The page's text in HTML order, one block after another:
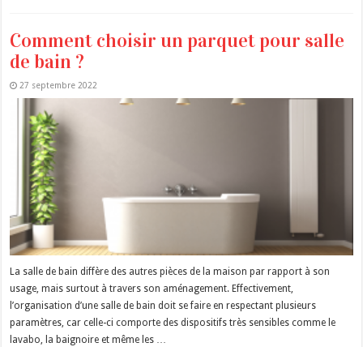
Comment choisir un parquet pour salle
de bain ?
27 septembre 2022
La salle de bain diffère des autres pièces de la maison par rapport à son
usage, mais surtout à travers son aménagement. Effectivement,
l’organisation d’une salle de bain doit se faire en respectant plusieurs
paramètres, car celle-ci comporte des dispositifs très sensibles comme le
lavabo, la baignoire et même les …